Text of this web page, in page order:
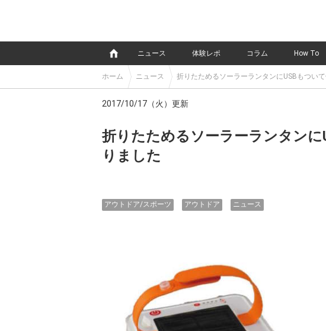
ニュース 体験レポ コラム How To
ホーム ニュース 折りたためるソーラーランタンにUSBもつい
2017/10/17（火）更新
折りたためるソーラーランタン
りました
アウトドア/スポーツ アウトドア ニュース